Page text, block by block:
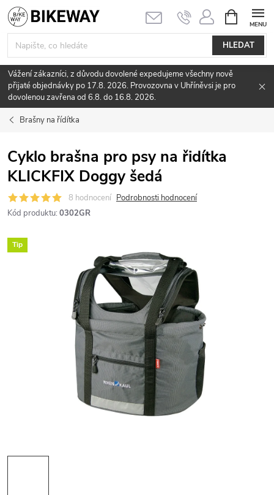
Přejít
na
obsah
HLEDAT
NÁKUPNÍ
KOŠÍK
Vážení zákazníci, z důvodu dovolené expedujeme všechny nově
přijaté objednávky po 17.8. 2026. Provozovna v Uhříněvsi je pro
dovolenou zavřena od 6.8. do 16.8. 2026.
Brašny na řídítka
Cyklo brašna pro psy na řidítka
KLICKFIX Doggy šedá
8 hodnocení Podrobnosti hodnocení
Kód produktu: 0302GR
Tip